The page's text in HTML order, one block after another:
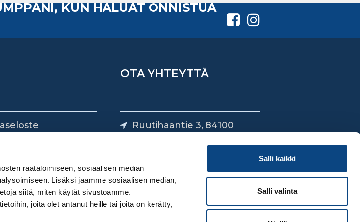
räätälöimiseen, sosiaalisen median
Lisäksi jaamme sosiaalisen median,
siitä, miten käytät sivustoamme.
joita olet antanut heille tai joita on kerätty,
Salli kaikki
Salli valinta
KUN HALUAT ONNISTUA
OTA YHTEYTTÄ
Ruutihaantie 3, 84100